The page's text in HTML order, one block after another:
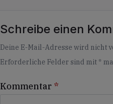
Schreibe einen
Deine E-Mail-Adresse wird nicht
Erforderliche Felder sind mit *
Kommentar *
Alternative: